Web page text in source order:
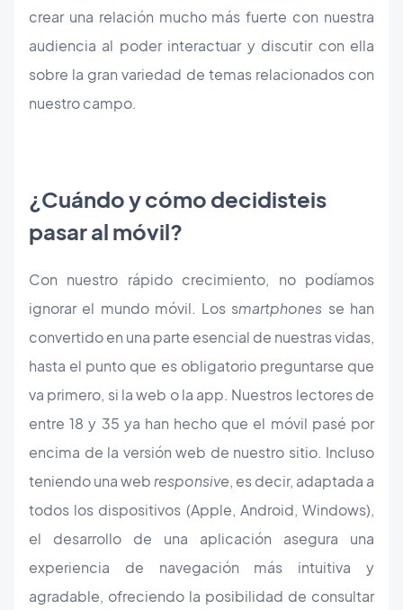
crear una relación mucho más fuerte con nuestra
audiencia al poder interactuar y discutir con ella
sobre la gran variedad de temas relacionados con
nuestro campo.
¿Cuándo y cómo decidisteis
pasar al móvil?
Con nuestro rápido crecimiento, no podíamos
ignorar el mundo móvil. Los smartphones se han
convertido en una parte esencial de nuestras vidas,
hasta el punto que es obligatorio preguntarse que
va primero, si la web o la app. Nuestros lectores de
entre 18 y 35 ya han hecho que el móvil pasé por
encima de la versión web de nuestro sitio. Incluso
teniendo una webresponsive, es decir, adaptada a
todos los dispositivos (Apple, Android, Windows),
el desarrollo de una aplicación asegura una
experiencia de navegación más intuitiva y
agradable, ofreciendo la posibilidad de consultar